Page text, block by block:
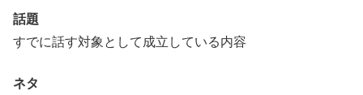
話題
すでに話す対象として成立している内容
ネタ